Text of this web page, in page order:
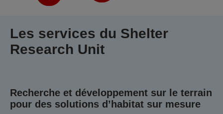
Les services du Shelter
Research Unit
Recherche et développement sur le terrain
pour des solutions d’habitat sur mesure